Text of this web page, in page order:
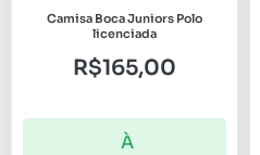
Camisa Boca Juniors Polo
licenciada
R$165,00
À